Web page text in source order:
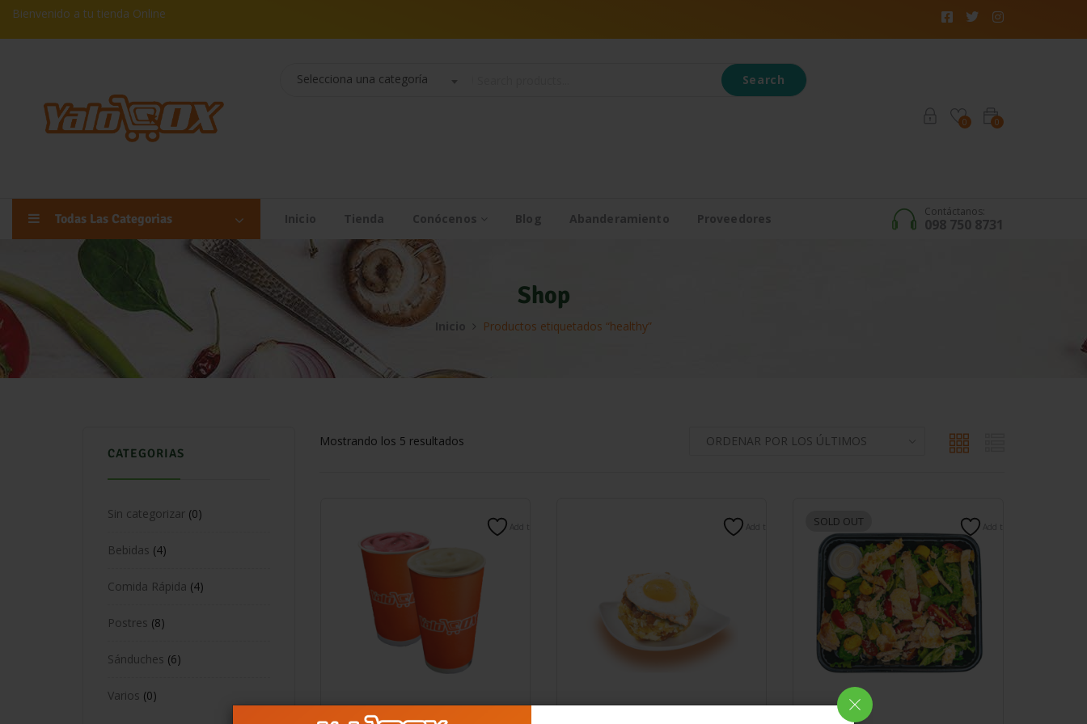
Bienvenido a tu tienda Online
Selecciona una categoría Search
0
0
Todas Las Categorias Inicio Tienda Conócenos Blog Abanderamiento Proveedores Contáctanos:
098 750 8731
Shop
Productos etiquetados “healthy”
CATEGORIAS
Sin categorizar 0
Bebidas 4
Comida Rápida 4
Postres 8
Sánduches 6
Varios 0
Mostrando los 5 resultados
Add to wishlist Add to wishlist SOLD OUT Add to wishlist